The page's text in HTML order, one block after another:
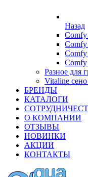
Назад
Comfy
Comfy
Comfy
Comfy
Разное для
Vitaline
БРЕНДЫ
КАТАЛОГИ
О КОМПАНИИ
ОТЗЫВЫ
НОВИНКИ
АКЦИИ
КОНТАКТЫ